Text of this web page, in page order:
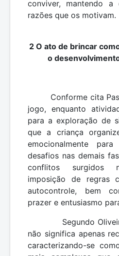
conviver, mantendo a
razões que os motivam.
2 O ato de brincar
o
Conforme cita
jogo, enquanto
para a exploração de
que a criança
emocionalmente
desafios nas demais
conflitos surgidos
imposição de regras
autocontrole, bem
prazer e entusiasmo
Segundo
não significa apenas
caracterizando-se